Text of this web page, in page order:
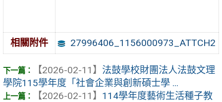
相關附件 27996406_1156000973_ATTCH2
【2026-02-11】 法鼓學校財團法人法鼓文理
學院115學年度「社會企業與創新碩士學 ...
【2026-02-11】 114學年度藝術生活種子教